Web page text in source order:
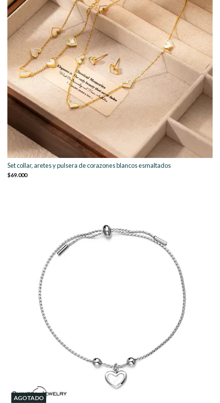
Set collar, aretes y pulsera de corazones blancos esmaltados
$69.000
AGOTADO